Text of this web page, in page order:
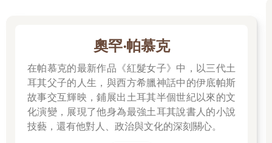
包裹完美戀人和情深一片
修整得面目全非的數碼時代
我們決心做冷冽的產物，撥雲見日
膜拜錯誤、缺憾，直至所有瞳孔
充滿不確定與不誠實
金屬疲勞的週五適合一事無成，適合快件加急
奧罕‧帕慕克
在帕慕克的最新作品《紅髮女子》中，以三代土
耳其父子的人生，與西方希臘神話中的伊底帕斯
故事交互輝映，鋪展出土耳其半個世紀以來的文
化演變，展現了他身為最強土耳其說書人的小說
技藝，還有他對人、政治與文化的深刻關心。